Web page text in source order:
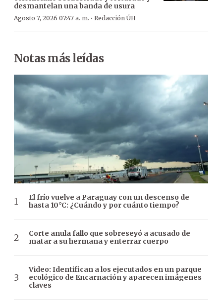
desmantelan una banda de usura
Agosto 7, 2026 07:47 a. m. · Redacción ÚH
Notas más leídas
El frío vuelve a Paraguay con un descenso de
hasta 10°C: ¿Cuándo y por cuánto tiempo?
Corte anula fallo que sobreseyó a acusado de
matar a su hermana y enterrar cuerpo
Video: Identifican a los ejecutados en un parque
ecológico de Encarnación y aparecen imágenes
claves